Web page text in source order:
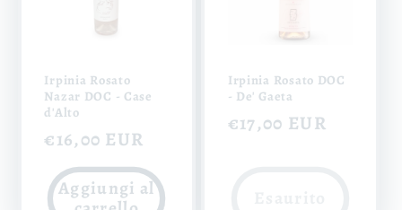
Irpinia Rosato
Nazar DOC - Case
d'Alto
Prezzo
listino
€16,00 EUR
Aggiungi al
Irpinia Rosato DOC
- De' Gaeta
Prezzo
€17,00 EUR